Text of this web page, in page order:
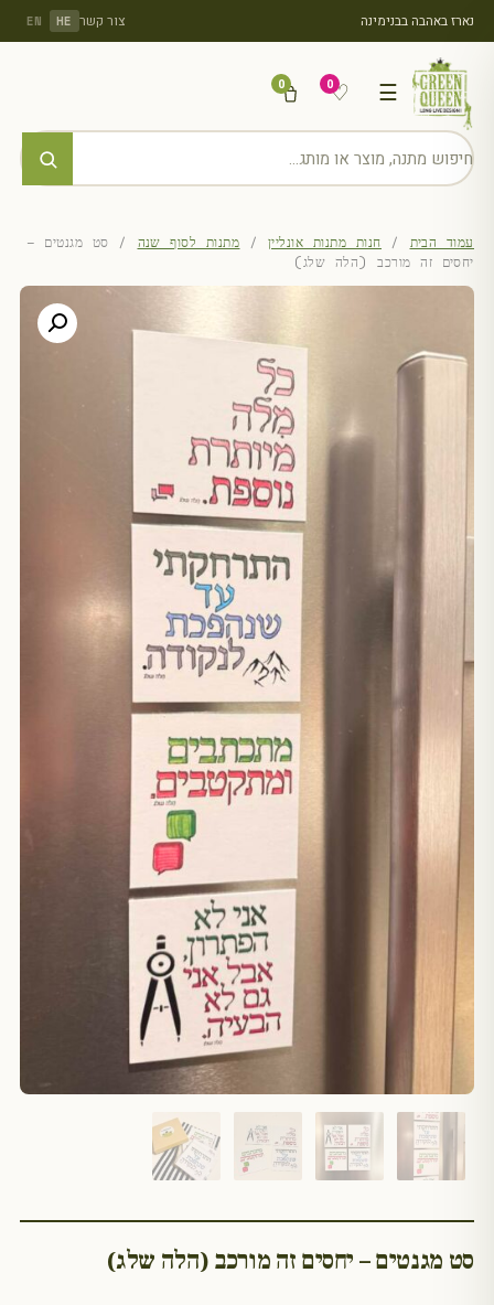
נארז באהבה בבנימינה צור קשר HE
EN
☰
♡
0
0
עמוד הבית / חנות מתנות אונליין / מתנות לסוף שנה / סט מגנטים –
יחסים זה מורכב (הלה שלג)
סט מגנטים – יחסים זה מורכב (הלה שלג)